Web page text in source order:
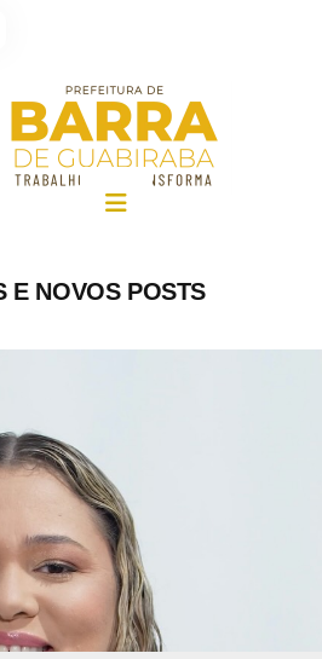
E NOVOS POSTS